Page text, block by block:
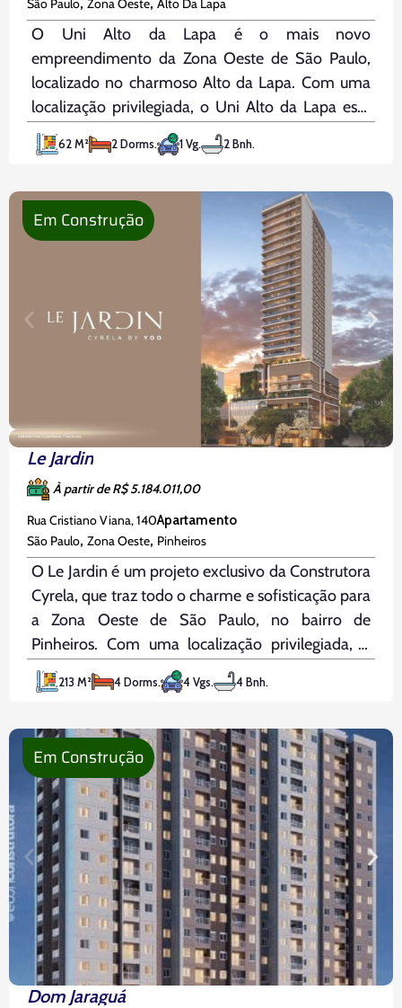
São Paulo Zona Oeste Alto Da Lapa
O Uni Alto da Lapa é o mais novo
empreendimento da Zona Oeste de São Paulo,
localizado no charmoso Alto da Lapa. Com uma
localização privilegiada, o Uni Alto da Lapa está
próximo à USP, à Praça Panamericana, à Marginal
Pinheiros, ao Parque Villa Lobos e à Praça Waldir
62 M² 2 Dorms. 1 Vg. 2 Bnh.
Le Jardin
À partir de R$ 5.184.011,00
Rua Cristiano Viana, 140Apartamento
São Paulo, Zona Oeste, Pinheiros
O Le Jardin é um projeto exclusivo da Construtora
Cyrela, que traz todo o charme e sofisticação para
a Zona Oeste de São Paulo, no bairro de
Pinheiros. Com uma localização privilegiada, o
empreendimento está a apenas 500 metros do
metrô Oscar Freire e entre os bairros mais
Em Construção
213 M² 4 Dorms. 4 Vgs. 4 Bnh.
Dom Jaraguá
Em Construção